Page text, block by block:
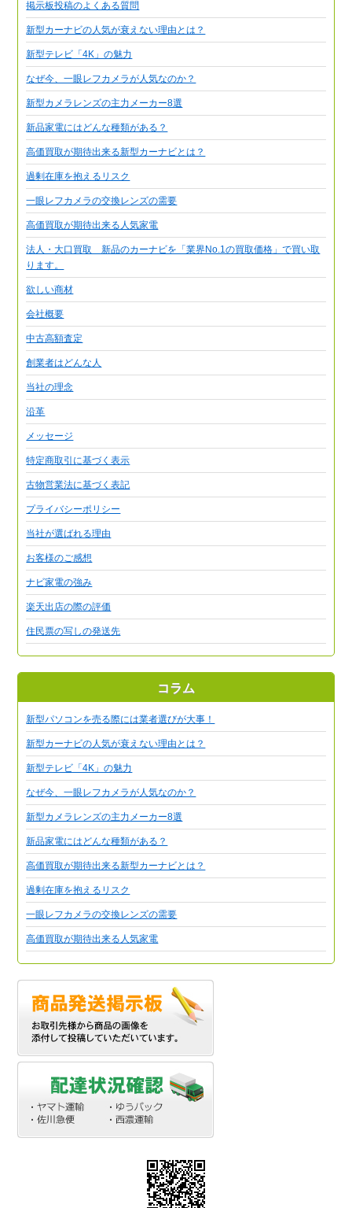
掲示板投稿のよくある質問
新型カーナビの人気が衰えない理由とは？
新型テレビ「4K」の魅力
なぜ今、一眼レフカメラが人気なのか？
新型カメラレンズの主力メーカー8選
新品家電にはどんな種類がある？
高価買取が期待出来る新型カーナビとは？
過剰在庫を抱えるリスク
一眼レフカメラの交換レンズの需要
高価買取が期待出来る人気家電
法人・大口買取 新品のカーナビを「業界No.1の買取価格」で買い取
ります。
欲しい商材
会社概要
中古高額査定
創業者はどんな人
当社の理念
沿革
メッセージ
特定商取引に基づく表示
古物営業法に基づく表記
プライバシーポリシー
当社が選ばれる理由
お客様のご感想
ナビ家電の強み
楽天出店の際の評価
住民票の写しの発送先
コラム
新型パソコンを売る際には業者選びが大事！
新型カーナビの人気が衰えない理由とは？
新型テレビ「4K」の魅力
なぜ今、一眼レフカメラが人気なのか？
新型カメラレンズの主力メーカー8選
新品家電にはどんな種類がある？
高価買取が期待出来る新型カーナビとは？
過剰在庫を抱えるリスク
一眼レフカメラの交換レンズの需要
高価買取が期待出来る人気家電